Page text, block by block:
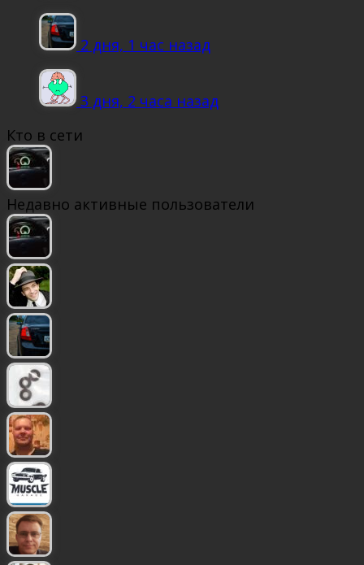
2 дня, 1 час назад
3 дня, 2 часа назад
Кто в сети
Недавно активные пользователи